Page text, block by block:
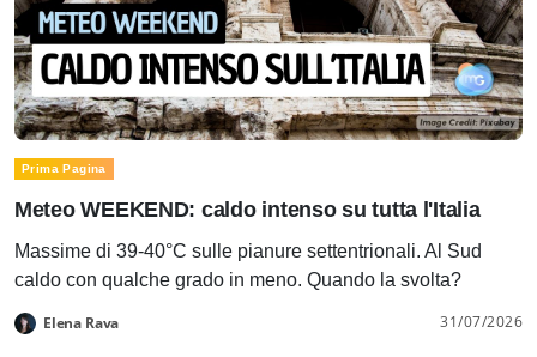
Prima Pagina
Meteo WEEKEND: caldo intenso su tutta l'Italia
Massime di 39-40°C sulle pianure settentrionali. Al Sud
caldo con qualche grado in meno. Quando la svolta?
Elena Rava 31/07/2026